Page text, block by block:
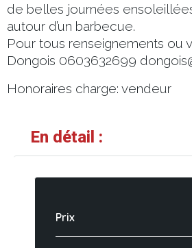
de belles journées
autour d’un barbecue.
Pour tous renseignements ou
Dongois 0603632699
Honoraires charge: vendeur
En détail :
Prix